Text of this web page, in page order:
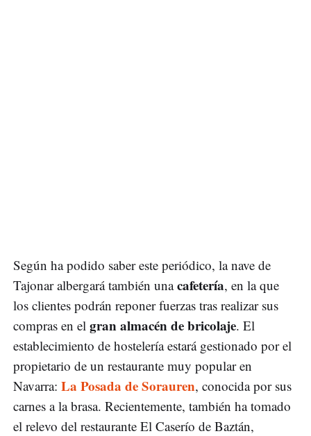
Según ha podido saber este periódico, la nave de
Tajonar albergará también unacafetería, en la que
los clientes podrán reponer fuerzas tras realizar sus
compras en el gran almacén de bricolaje. El
establecimiento de hostelería estará gestionado por el
propietario de un restaurante muy popular en
Navarra: La Posada de Sorauren, conocida por sus
carnes a la brasa. Recientemente, también ha tomado
el relevo del restaurante El Caserío de Baztán,